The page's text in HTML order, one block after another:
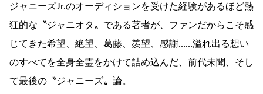
ジャニーズJr.のオーディションを受けた経験があるほど熱
狂的な〝ジャニオタ〟である著者が、ファンだからこそ感
じてきた希望、絶望、葛藤、羨望、感謝……溢れ出る想い
のすべてを全身全霊をかけて詰め込んだ、前代未聞、そし
て最後の〝ジャニーズ〟論。